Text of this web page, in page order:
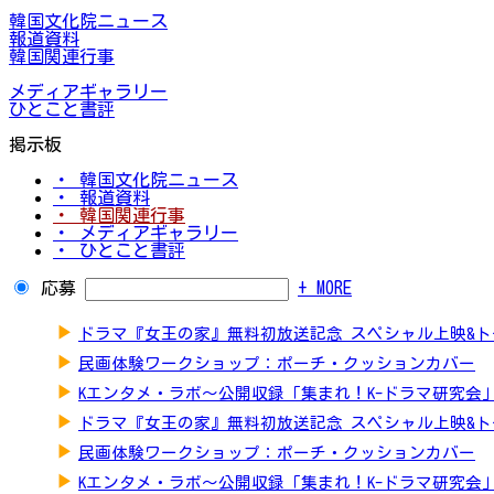
韓国文化院ニュース
報道資料
韓国関連行事
メディアギャラリー
ひとこと書評
掲示板
・ 韓国文化院ニュース
・ 報道資料
・ 韓国関連行事
・ メディアギャラリー
・ ひとこと書評
応募 + MORE
▶ ドラマ『女王の家』無料初放送記念 スペシャル上映&
▶ 民画体験ワークショップ：ポーチ・クッションカバー
▶ Kエンタメ・ラボ～公開収録「集まれ！K-ドラマ研究会」
▶ ドラマ『女王の家』無料初放送記念 スペシャル上映&
▶ 民画体験ワークショップ：ポーチ・クッションカバー
▶ Kエンタメ・ラボ～公開収録「集まれ！K-ドラマ研究会」